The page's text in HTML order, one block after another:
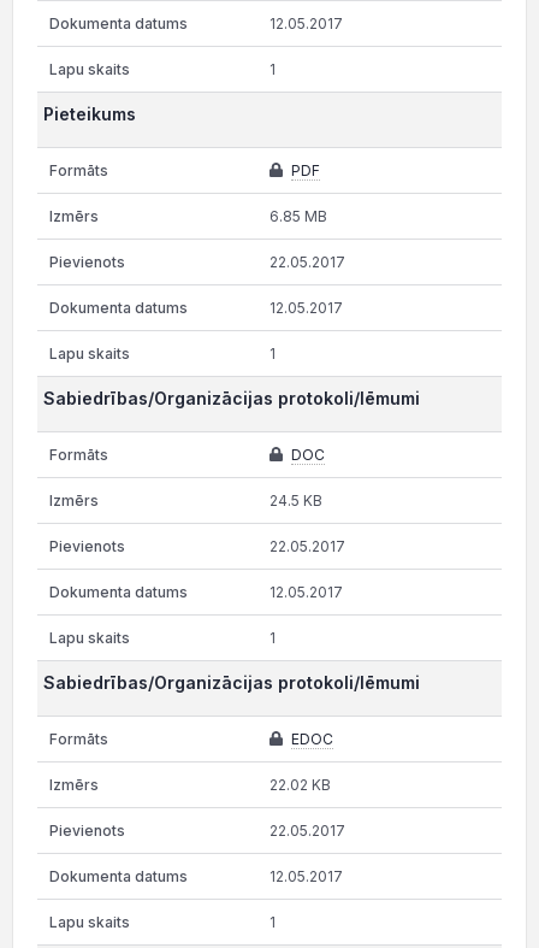
12.05.2017
1
Pieteikums
PDF
6.85 MB
22.05.2017
12.05.2017
1
Sabiedrības/Organizācijas protokoli/lēmumi
DOC
24.5 KB
22.05.2017
12.05.2017
1
Sabiedrības/Organizācijas protokoli/lēmumi
EDOC
22.02 KB
22.05.2017
12.05.2017
1